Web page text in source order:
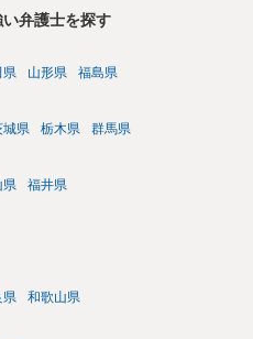
弁護士を探す
県 山形県 福島県
城県 栃木県 群馬県
県 福井県
県 和歌山県